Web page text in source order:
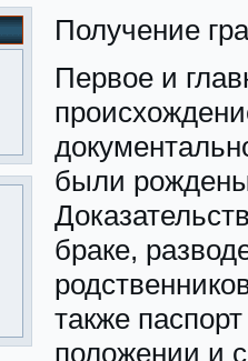
Получение
Первое и
были
браке,
также
положении и